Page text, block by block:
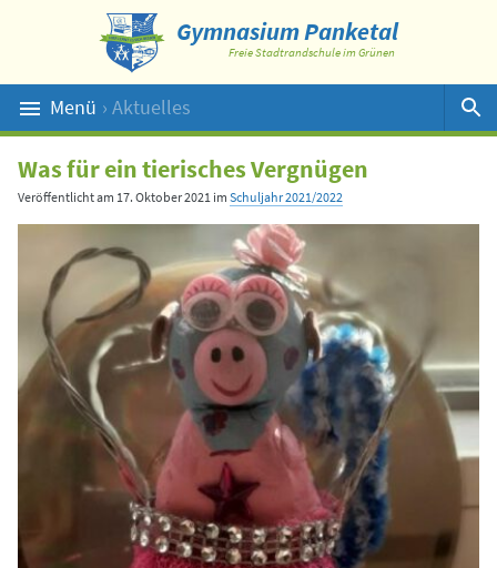
Gymnasium Panketal
Freie Stadtrandschule im Grünen
Menü › Aktuelles
Suche
Was für ein tierisches Vergnügen
Veröffentlicht am 17. Oktober 2021 im Schuljahr 2021/2022